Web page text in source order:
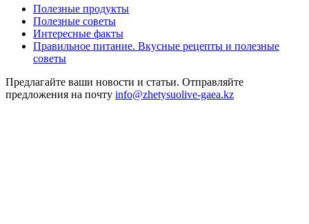
Полезные продукты
Полезные советы
Интересные факты
Правильное питание. Вкусные рецепты и полезные
советы
Предлагайте ваши новости и статьи. Отправляйте
предложения на почту info@zhetysuolive-gaea.kz